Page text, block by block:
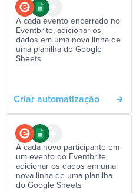
A cada evento encerrado no
Eventbrite, adicionar os
dados em uma nova linha de
uma planilha do Google
Sheets
Criar automatização
A cada novo participante em
um evento do Eventbrite,
adicionar os dados em uma
nova linha de uma planilha
do Google Sheets